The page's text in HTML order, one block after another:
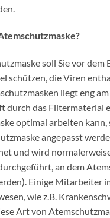
soll Sie vor dem
schützen, die Viren
liegt eng am
durch das Filtermaterial
optimal arbeiten kann,
angepasst
und wird
an dem
Einige Mitarbeiter
wie z.B.
Art von